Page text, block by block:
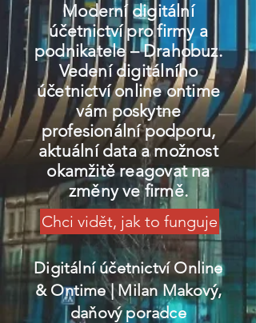
Moderní digitální
účetnictví pro firmy a
podnikatele – Drahobuz.
Vedení digitálního
účetnictví online ontime
vám poskytne
profesionální podporu,
aktuální data a možnost
okamžitě reagovat na
změny ve firmě.
Chci vidět, jak to funguje
Digitální účetnictví Online
& Ontime| Milan Makový,
daňový poradce